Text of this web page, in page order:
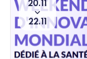
Du
20
11
To
22 11